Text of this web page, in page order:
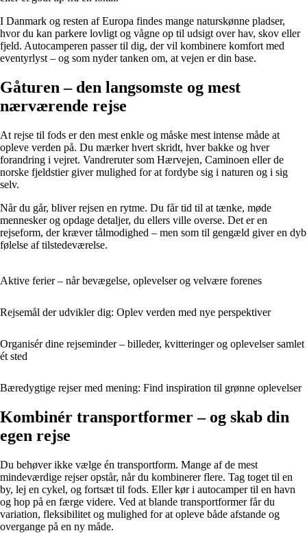
I Danmark og resten af Europa findes mange naturskønne pladser,
hvor du kan parkere lovligt og vågne op til udsigt over hav, skov eller
fjeld. Autocamperen passer til dig, der vil kombinere komfort med
eventyrlyst – og som nyder tanken om, at vejen er din base.
Gåturen – den langsomste og mest
nærværende rejse
At rejse til fods er den mest enkle og måske mest intense måde at
opleve verden på. Du mærker hvert skridt, hver bakke og hver
forandring i vejret. Vandreruter som Hærvejen, Caminoen eller de
norske fjeldstier giver mulighed for at fordybe sig i naturen og i sig
selv.
Når du går, bliver rejsen en rytme. Du får tid til at tænke, møde
mennesker og opdage detaljer, du ellers ville overse. Det er en
rejseform, der kræver tålmodighed – men som til gengæld giver en dyb
følelse af tilstedeværelse.
Aktive ferier – når bevægelse, oplevelser og velvære forenes
Rejsemål der udvikler dig: Oplev verden med nye perspektiver
Organisér dine rejseminder – billeder, kvitteringer og oplevelser samlet
ét sted
Bæredygtige rejser med mening: Find inspiration til grønne oplevelser
Kombinér transportformer – og skab din
egen rejse
Du behøver ikke vælge én transportform. Mange af de mest
mindeværdige rejser opstår, når du kombinerer flere. Tag toget til en
by, lej en cykel, og fortsæt til fods. Eller kør i autocamper til en havn
og hop på en færge videre. Ved at blande transportformer får du
variation, fleksibilitet og mulighed for at opleve både afstande og
overgange på en ny måde.